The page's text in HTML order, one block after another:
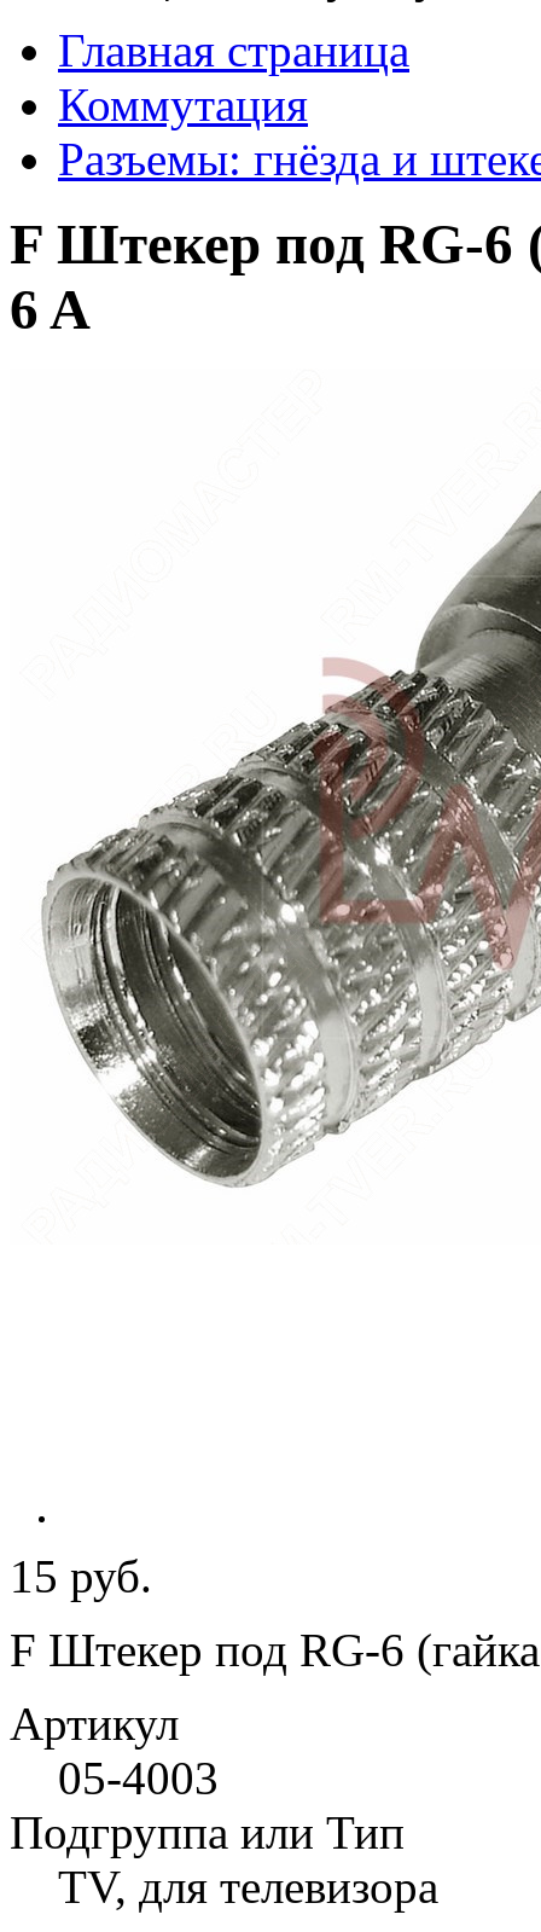
Главная страница
Коммутация
Разъемы: гнёзда и
F Штекер под RG-6
6 A
15 руб.
F Штекер под RG-6
Артикул
05-4003
Подгруппа или Тип
TV, для телевизора